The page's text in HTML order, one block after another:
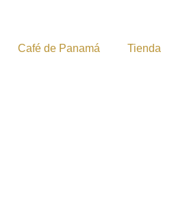
Café de Panamá Tienda